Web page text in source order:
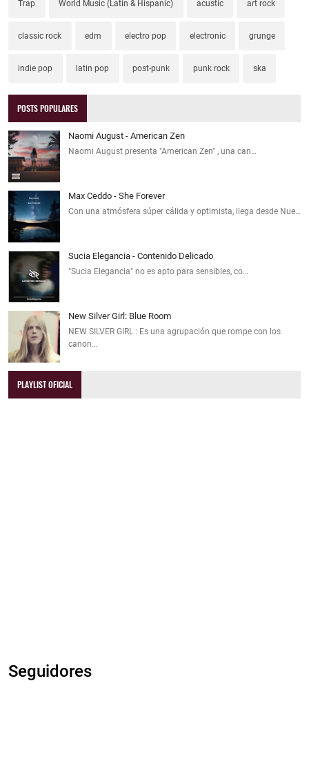
Trap World Music (Latin & Hispanic) acustic art rock
classic rock edm electro pop electronic grunge
indie pop latin pop post-punk punk rock ska
POSTS POPULARES
Naomi August - American Zen
Naomi August presenta "American Zen" , una can…
Max Ceddo - She Forever
Con una atmósfera súper cálida y optimista, llega desde Nue…
Sucia Elegancia - Contenido Delicado
"Sucia Elegancia" no es apto para sensibles, co…
New Silver Girl: Blue Room
NEW SILVER GIRL : Es una agrupación que rompe con los
canon…
PLAYLIST OFICIAL
Seguidores